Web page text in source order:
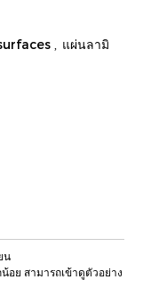
, แผ่นลามิ
น
อย สามารถเข้าดูตัวอย่าง